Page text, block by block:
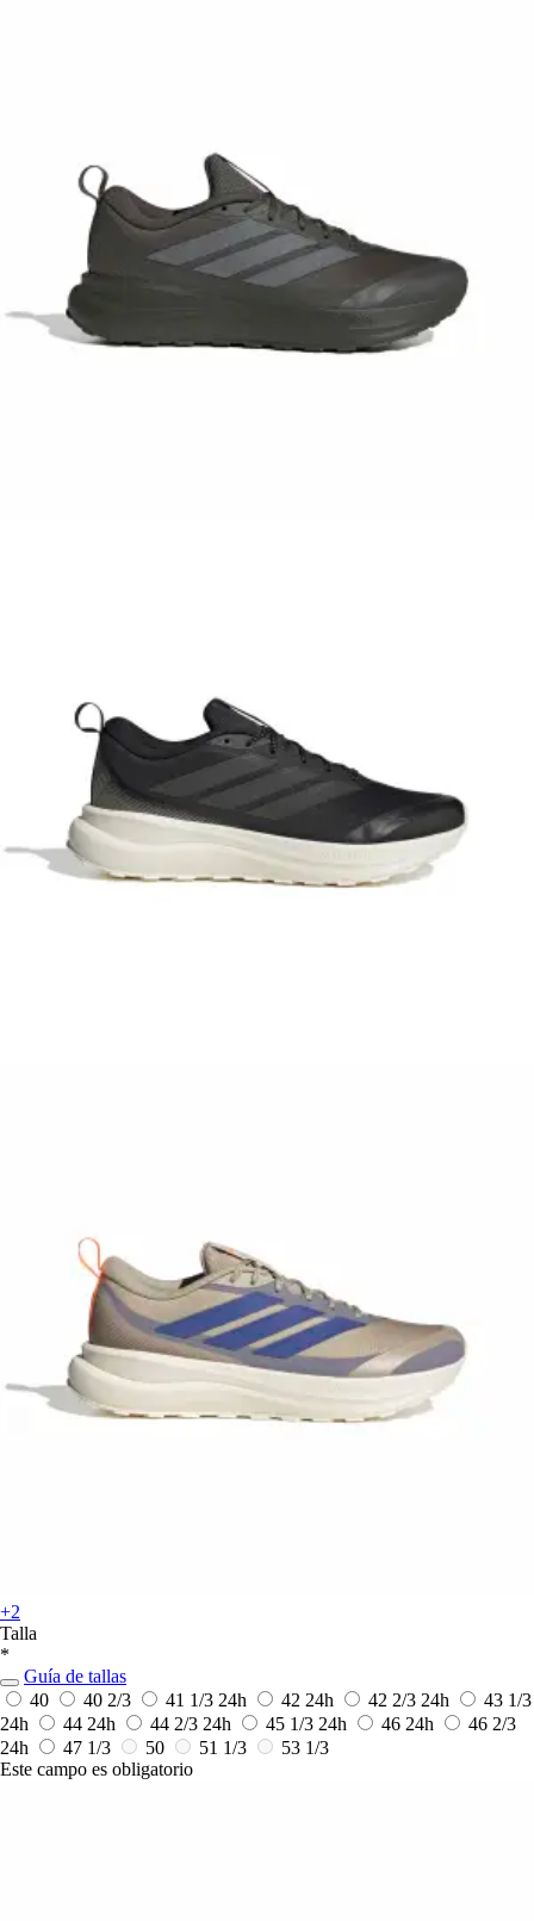
+2
Talla
*
Guía de tallas
40
40 2/3 41 1/3 24h 42 24h 42 2/3 24h
43 1/3
24h
44 24h 44 2/3 24h 45 1/3 24h 46 24h
46 2/3
24h
47 1/3 50 51 1/3
53 1/3
Este campo es obligatorio